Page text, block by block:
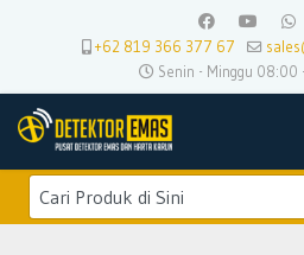
+62 819 366 377 67
Senin - Minggu 08:00